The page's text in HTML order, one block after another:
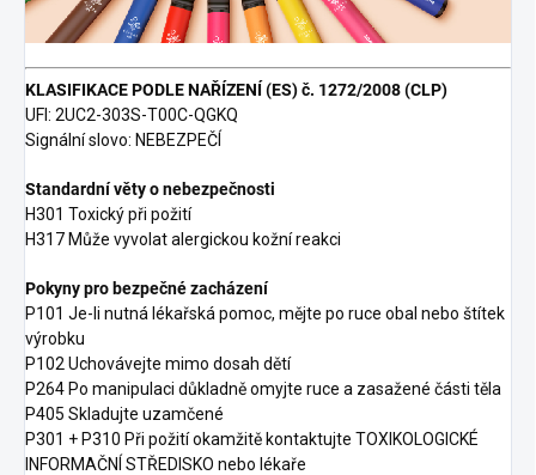
KLASIFIKACE PODLE NAŘÍZENÍ (ES) č. 1272/2008 (CLP)
UFI: 2UC2-303S-T00C-QGKQ
Signální slovo: NEBEZPEČÍ
Standardní věty o nebezpečnosti
H301 Toxický při požití
H317 Může vyvolat alergickou kožní reakci
Pokyny pro bezpečné zacházení
P101 Je-li nutná lékařská pomoc, mějte po ruce obal nebo štítek
výrobku
P102 Uchovávejte mimo dosah dětí
P264 Po manipulaci důkladně omyjte ruce a zasažené části těla
P405 Skladujte uzamčené
P301 + P310 Při požití okamžitě kontaktujte TOXIKOLOGICKÉ
INFORMAČNÍ STŘEDISKO nebo lékaře